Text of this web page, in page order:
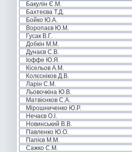
Бакулін Є.М.
Бахтеєва Т.Д.
Бойко Ю.А.
Воропаєв Ю.М.
Гусак В.Г.
Добкін М.М.
Дунаєв С.В.
Іоффе Ю.Я.
Кісельов А.М.
Колєсніков Д.В.
Ларін С.М.
Льовочкіна Ю.В.
Матвієнков С.А.
Мірошниченко Ю.Р.
Нечаєв О.І.
Новинський В.В.
Павленко Ю.О.
Папієв М.М.
Сажко С.М.